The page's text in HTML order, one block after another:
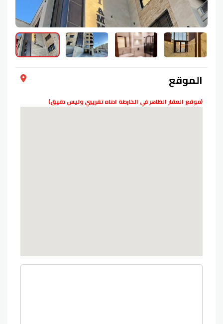
الموقع
(موقع العقار الظاهر في الخارطة ادناه تقريبي وليس دقيق)